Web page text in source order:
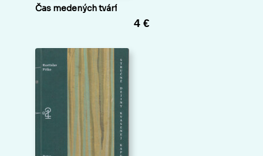
Čas medených tvárí
4 €